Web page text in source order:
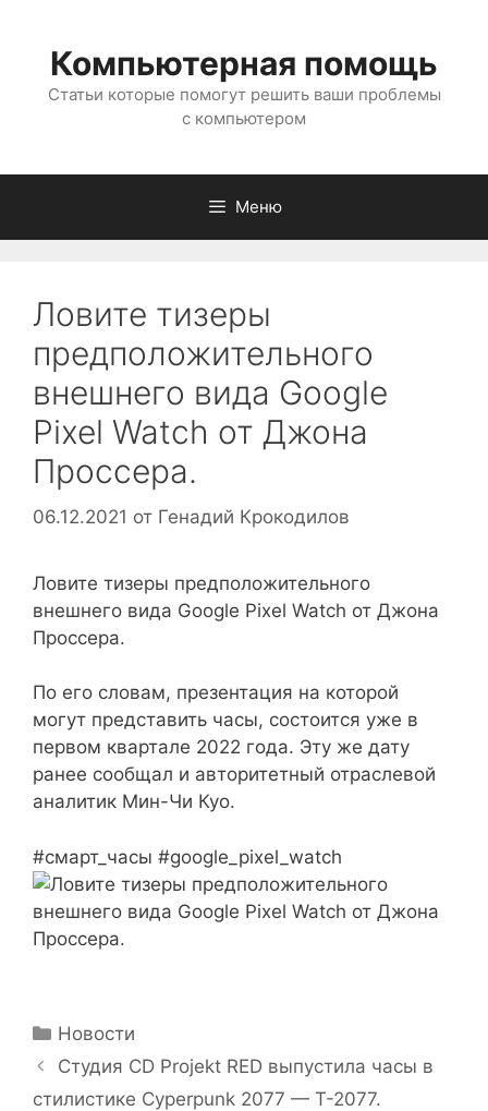
содержимому
Компьютерная помощь
Статьи которые помогут решить ваши проблемы
с компьютером
Меню
Ловите тизеры
предположительного
внешнего вида Google
Pixel Watch от Джона
Проссера.
06.12.2021 от Генадий Крокодилов
Ловите тизеры предположительного
внешнего вида Google Pixel Watch от Джона
Проссера.
По его словам, презентация на которой
могут представить часы, состоится уже в
первом квартале 2022 года. Эту же дату
ранее сообщал и авторитетный отраслевой
аналитик Мин-Чи Куо.
#смарт_часы #google_pixel_watch
Рубрики
Новости
Студия CD Projekt RED выпустила часы в
стилистике Cyperpunk 2077 — T-2077.